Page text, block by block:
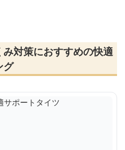
対策におすすめの快適
グ